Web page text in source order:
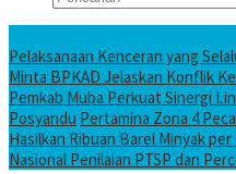
Pelaksanaan Kenceran yang
Minta BPKAD Jelaskan Konflik
Pemkab Muba Perkuat Sinergi
Posyandu Pertamina Zona 4
Hasilkan Ribuan Barel Minyak per
Nasional Penilaian PTSP dan